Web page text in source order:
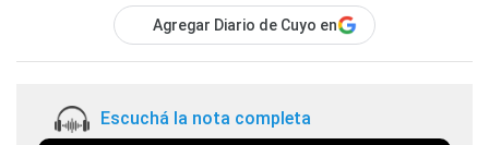
Agregar Diario de Cuyo en
Escuchá la nota completa